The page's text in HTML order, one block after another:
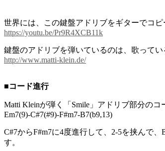
世界には、この鍵盤アドリブをギターでコピ
https://youtu.be/Pr9R4XCB11k
鍵盤のアドリブを弾いているのは、歌って
http://www.matti-klein.de/
■コード進行
Matti Kleinが弾く「Smile」アドリブ部分のコ
Em7(9)-C#7(#9)-F#m7-B7(b9,13)
C#7からF#m7に4度進行して、2-5を挟んで
す。